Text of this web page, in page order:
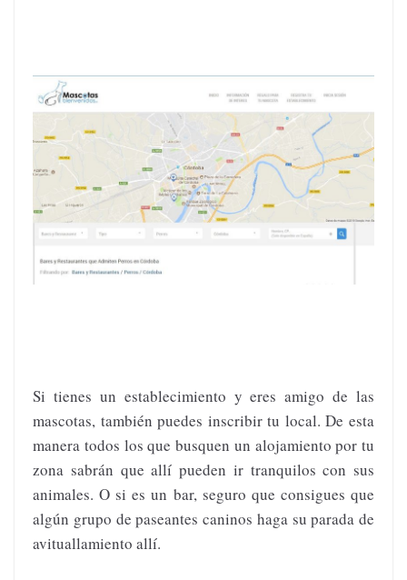
Si tienes un establecimiento y eres amigo de las
mascotas, también puedes inscribir tu local. De esta
manera todos los que busquen un alojamiento por tu
zona sabrán que allí pueden ir tranquilos con sus
animales. O si es un bar, seguro que consigues que
algún grupo de paseantes caninos haga su parada de
avituallamiento allí.